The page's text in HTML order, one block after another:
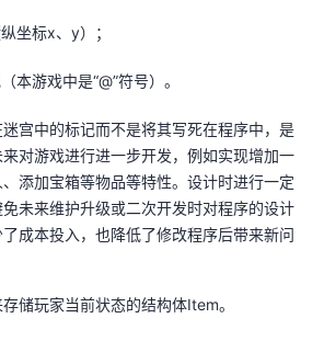
坐标x、 y）；
本游戏中是“@”符号）。
迷宫中的标记而不是将其写死在程序中，是
对游戏进行进一步开发，例如实现增加一
添加宝箱等物品等特性。设计时进行一定
未来维护升级或二次开发时对程序的设计
成本投入，也降低了修改程序后带来新问
储玩家当前状态的结构体Item。